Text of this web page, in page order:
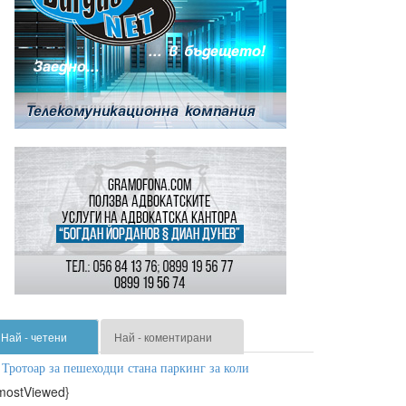
Най - четени Най - коментирани
Тротоар за пешеходци стана паркинг за коли